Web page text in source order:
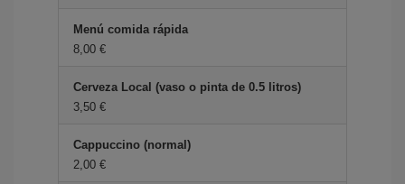
Menú comida rápida
8,00 €
Cerveza Local (vaso o pinta de 0.5 litros)
3,50 €
Cappuccino (normal)
2,00 €